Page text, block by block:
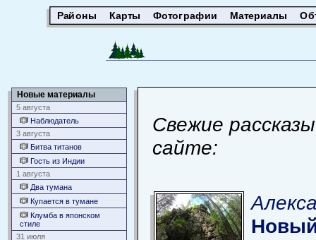
Районы Карты Фотографии Материалы
Новые материалы
5 августа
Наблюдатель
3 августа
Битва титанов
Гость из Индии
1 августа
Два тумана
Купается в тумане
Клумба в японском
стиле
31 июля
Свежие
сайте: